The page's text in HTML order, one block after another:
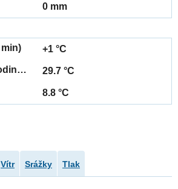
0 mm
+1 °C
29.7 °C
8.8 °C
Vítr Srážky Tlak